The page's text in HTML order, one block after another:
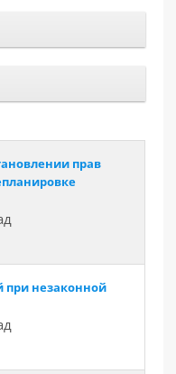
прав
при незаконной